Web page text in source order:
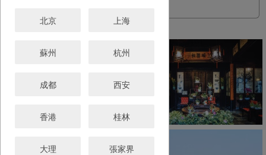
北京 上海
蘇州 杭州
成都 西安
香港 桂林
大理 張家界